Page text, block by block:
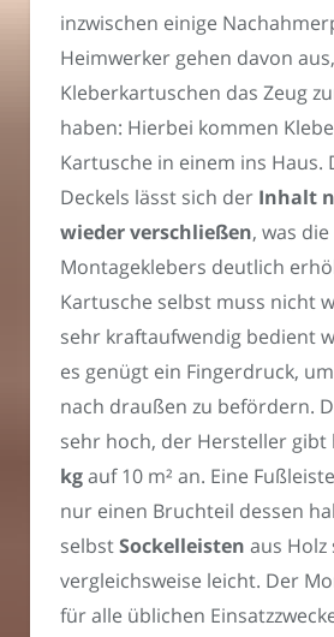
inzwischen einige
Heimwerker gehen davon
Kleberkartuschen das Zeug
haben: Hierbei kommen
Kartusche in einem ins Haus.
Deckels lässt sich der Inhalt
wieder verschließen, was
Montageklebers deutlich
Kartusche selbst muss nicht
sehr kraftaufwendig bedient
es genügt ein Fingerdruck,
nach draußen zu befördern.
sehr hoch, der Hersteller gibt
kgauf 10 m² an. Eine
nur einen Bruchteil dessen
selbstSockelleisten aus Holz
vergleichsweise leicht. Der
für alle üblichen